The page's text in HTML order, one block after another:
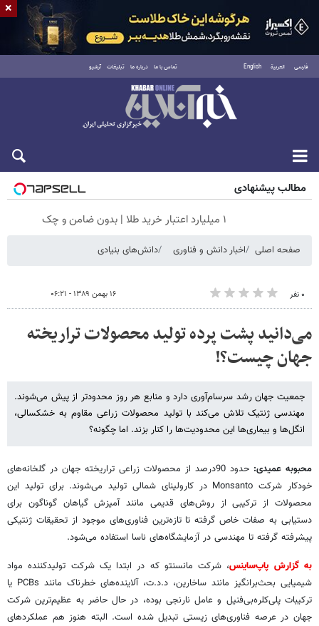
فارسی العربية English تماس با ما درباره ما تبلیغات آرشیو
جمعه ۱۶ مرداد ۱۴۰۵
مطالب پیشنهادی
۱ میلیارد اعتبار خرید طلا | بدون ضامن و چک
صفحه اصلی اخبار دانش و فناوری دانش‌های بنیادی
۰ نفر ۱۶ بهمن ۱۳۸۹ - ۰۶:۲۱
می‌دانید پشت پرده تولید محصولات تراریخته
جهان چیست؟!
جمعیت جهان ‌رشد سرسام‌آوری دارد و منابع هر روز محدودتر از پیش می‌شوند.
مهندسی ژنتیک تلاش می‌کند با تولید محصولات زراعی مقاوم به خشکسالی،
انگل‌ها و بیماری‌ها این محدودیت‌ها را کنار بزند. اما چگونه؟
محبوبه عمیدی:
حدود 90درصد از محصولات زراعی تراریخته جهان در گلخانه‌های
خودکار شرکت Monsanto در کارولینای شمالی تولید می‌شوند. برای تولید این
محصولات از ترکیبی از روش‌های قدیمی مانند آمیزش گیاهان گوناگون برای
دستیابی به صفات خاص گرفته تا تازه‌ترین فناوری‌های موجود از تحقیقات ژنتیکی
پیشرفته گرفته تا مهندسی در آزمایشگاه‌های ناسا استفاده می‌شود.
به گزارش پاپ‌ساینس، شرکت مانسنتو که در ابتدا یک شرکت تولیدکننده مواد
شیمیایی بحث‌برانگیز مانند ساخارین، د.د.ت، آلاینده‌های خطرناک مانند PCBs یا
ترکیبات پلی‌کلره‌بی‌فنیل و عامل نارنجی بوده، در حال حاضر به عظیم‌‌ترین شرکت
جهان در عرصه فناوری‌های زیستی تبدیل شده است. البته هنوز هم عملکردهای
×